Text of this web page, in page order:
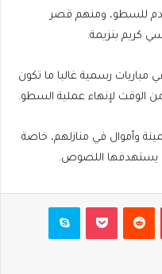
للسطو، ومنهم قصر
كريم بنزيمة.
مباريات رسمية غالبا ما تكون
الوقت لإنهاء عملية السطو.
وأموال في منازلهم، خاصة
يستهدفها اللصوص.
بينتيريست بوكيت سكايب